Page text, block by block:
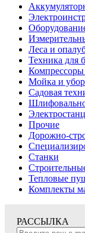
Леса и
Техника для
Мойка и
Садовая
Прочие
Дорожно-
Станки
Тепловые
Комплекты
РАССЫЛКА